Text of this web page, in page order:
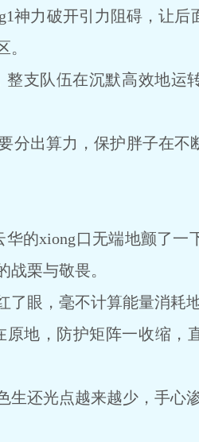
力破开引力阻碍，让后
队伍在沉默高效地运
出算力，保护胖子在不
xiong口无端地颤了一
栗与敬畏。
眼，毫不计算能量消耗地
，防护矩阵一收缩，
还光点越来越少，手心渗